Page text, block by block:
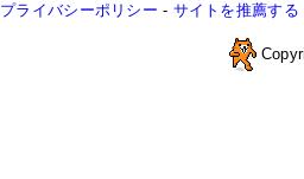
プライバシーポリシー - サイトを推薦する